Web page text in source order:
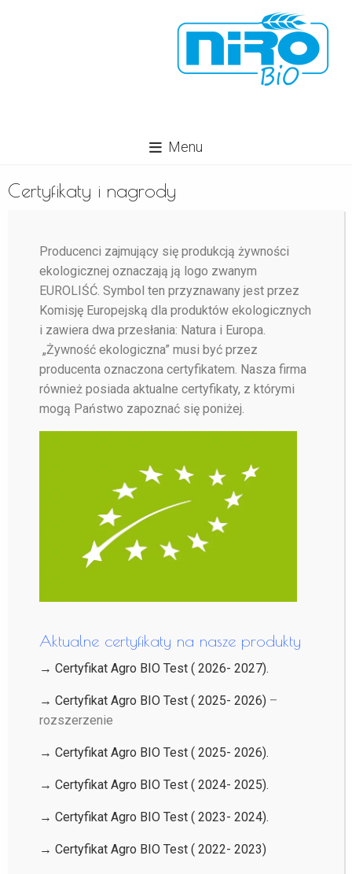
Menu
Certyfikaty i nagrody
Producenci zajmujący się produkcją żywności
ekologicznej oznaczają ją logo zwanym
EUROLIŚĆ. Symbol ten przyznawany jest przez
Komisję Europejską dla produktów ekologicznych
i zawiera dwa przesłania: Natura i Europa.
„Żywność ekologiczna” musi być przez
producenta oznaczona certyfikatem. Nasza firma
również posiada aktualne certyfikaty, z którymi
mogą Państwo zapoznać się poniżej.
Aktualne certyfikaty na nasze produkty
→ Certyfikat Agro BIO Test ( 2026- 2027).
→ Certyfikat Agro BIO Test ( 2025- 2026) –
rozszerzenie
→ Certyfikat Agro BIO Test ( 2025- 2026).
→ Certyfikat Agro BIO Test ( 2024- 2025).
→ Certyfikat Agro BIO Test ( 2023- 2024).
→ Certyfikat Agro BIO Test ( 2022- 2023)